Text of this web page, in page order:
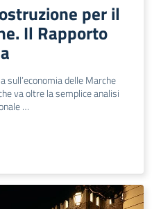
per il
Il Rapporto
sull’economia delle Marche
va oltre la semplice analisi
…